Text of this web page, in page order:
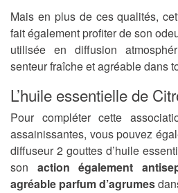
Mais en plus de ces qualités,
fait également profiter de son
utilisée en diffusion
senteur fraîche et agréable dans
L’huile essentielle de
Pour compléter cette
assainissantes, vous pouvez
diffuseur 2 gouttes d’huile
son action également
agréable parfum d’agrumes